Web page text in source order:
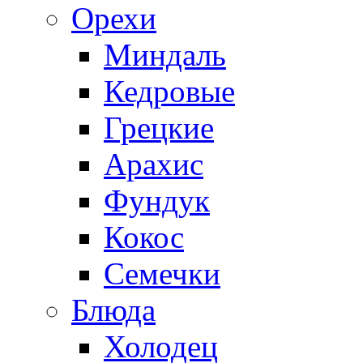
Орехи
Миндаль
Кедровые
Грецкие
Арахис
Фундук
Кокос
Семечки
Блюда
Холодец